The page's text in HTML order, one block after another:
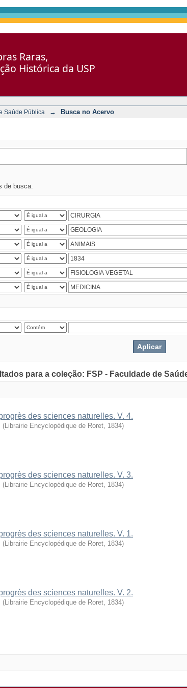
Raras,
Histórica da USP
Saúde Pública → Busca no Acervo
de busca.
para a coleção: FSP - Faculdade de
des sciences naturelles. V. 4.
(Librairie Encyclopédique de Roret, 1834)
des sciences naturelles. V. 3.
(Librairie Encyclopédique de Roret, 1834)
des sciences naturelles. V. 1.
(Librairie Encyclopédique de Roret, 1834)
des sciences naturelles. V. 2.
(Librairie Encyclopédique de Roret, 1834)